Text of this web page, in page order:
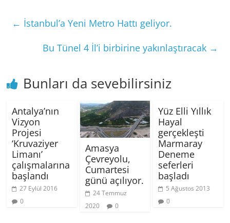
← İstanbul’a Yeni Metro Hattı geliyor.
Bu Tünel 4 İl’i birbirine yakınlaştıracak →
Bunları da sevebilirsiniz
Antalya’nın
Vizyon
Projesi
‘Kruvaziyer
Limanı’
çalışmalarına
başlandı
27 Eylül 2016
0
Amasya
Çevreyolu,
Cumartesi
günü açılıyor.
24 Temmuz
2020
0
Yüz Elli Yıllık
Hayal
gerçekleşti
Marmaray
Deneme
seferleri
başladı
5 Ağustos 2013
0